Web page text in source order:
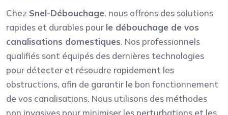
Chez Snel-Débouchage, nous offrons des solutions
rapides et durables pour le débouchage de vos
canalisations domestiques. Nos professionnels
qualifiés sont équipés des dernières technologies
pour détecter et résoudre rapidement les
obstructions, afin de garantir le bon fonctionnement
de vos canalisations. Nous utilisons des méthodes
non invasives pour minimiser les perturbations et les